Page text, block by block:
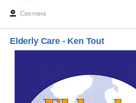
Свелана
Elderly Care - Ken Tout